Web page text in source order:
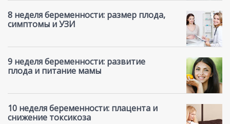
8 неделя беременности: размер плода,
симптомы и УЗИ
9 неделя беременности: развитие
плода и питание мамы
10 неделя беременности: плацента и
снижение токсикоза